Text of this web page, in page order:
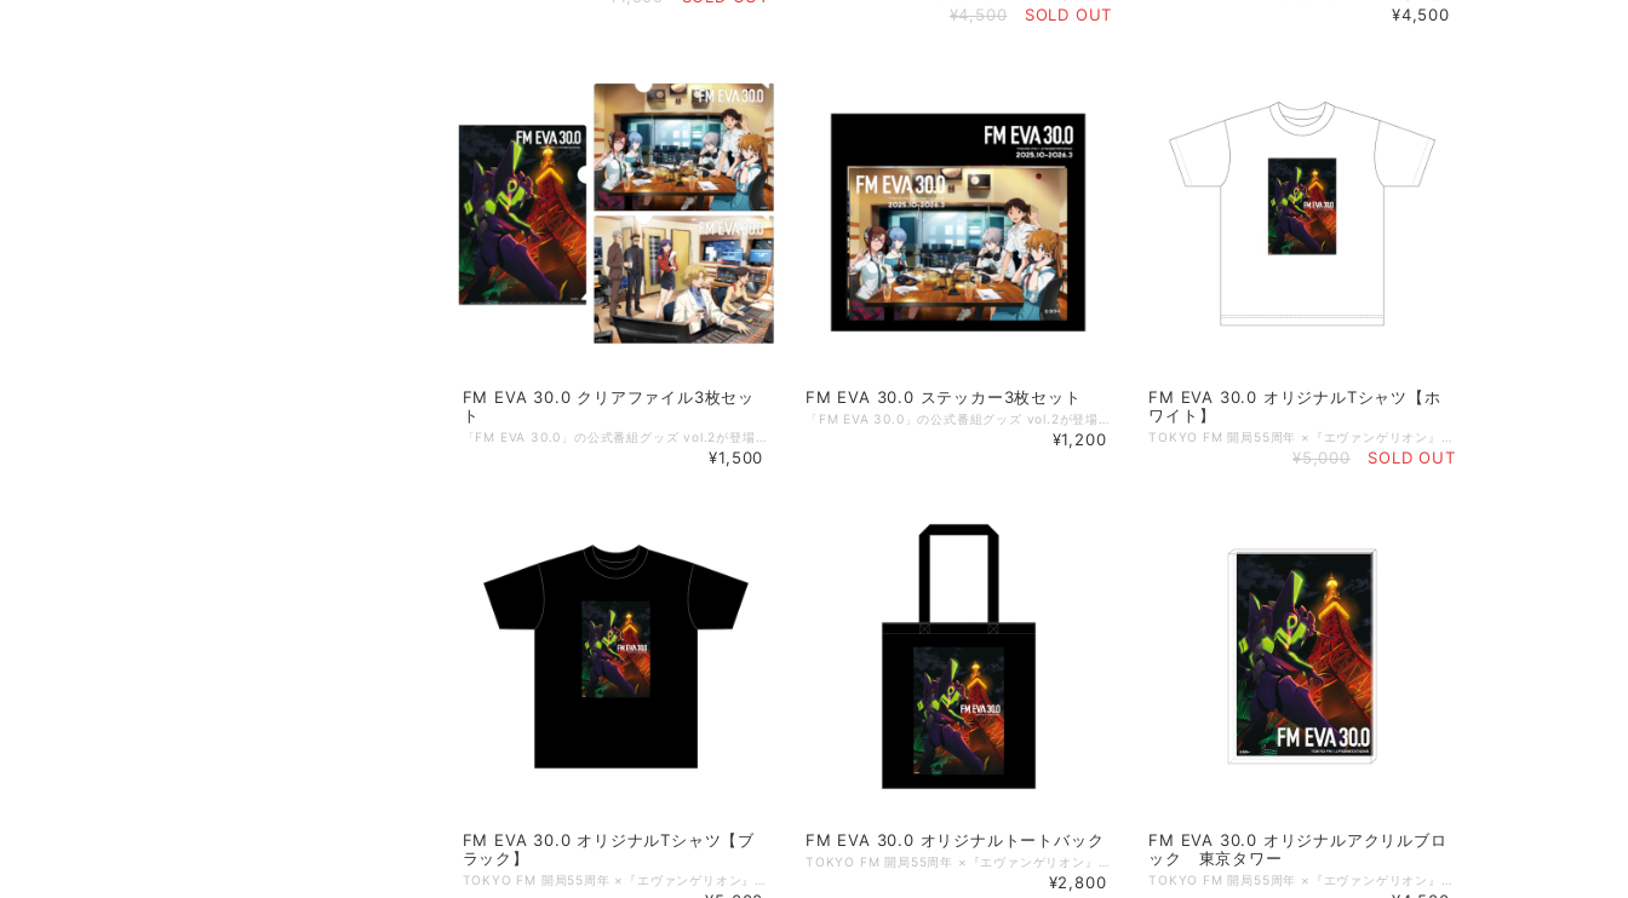
¥4,500 SOLD OUT ¥4,500
FM EVA 30.0 クリアファイル3枚セッ
ト
¥1,500
FM EVA 30.0 ステッカー3枚セット
¥1,200
FM EVA 30.0 オリジナルTシャツ【ホ
ワイト】
¥5,000 SOLD OUT
FM EVA 30.0 オリジナルTシャツ【ブ
ラック】
FM EVA 30.0 オリジナルトートバック
¥2,800
FM EVA 30.0 オリジナルアクリルブロ
ック 東京タワー